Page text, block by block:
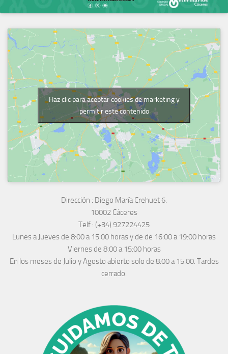
Haz clic para aceptar cookies de marketing y
permitir este contenido
Dirección : Diego María Crehuet 6.
10002 Cáceres
Telf : (+34) 927224425
Lunes a Jueves de 8:00 a 15:00 horas y de de 16:00 a 19:00 horas
Viernes de 8:00 a 15:00 horas
En los meses de Julio y Agosto abierto solo de 8:00 a 15:00. Tardes
cerrado.